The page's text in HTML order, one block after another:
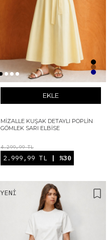
EKLE
MIZALLE KUŞAK DETAYLI POPLIN
GÖMLEK SARI ELBISE
4.299,99 TL
2.999,99 TL | %30
YENI